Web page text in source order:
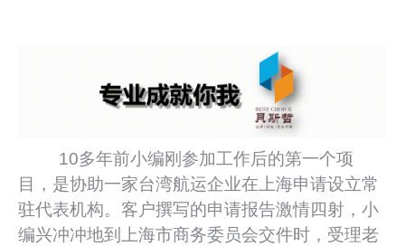
10多年前小编刚参加工作后的第一个项
目，是协助一家台湾航运企业在上海申请设立常
驻代表机构。客户撰写的申请报告激情四射，小
编兴冲冲地到上海市商务委员会交件时，受理老